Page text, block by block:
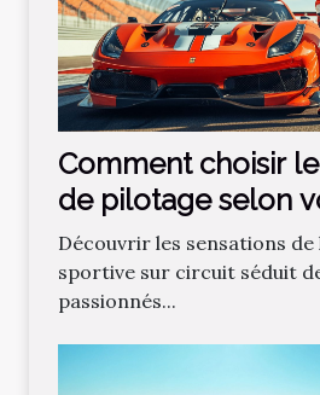
Comment choisir
de pilotage selon
?
Découvrir les sensations
sportive sur circuit séduit
passionnés...